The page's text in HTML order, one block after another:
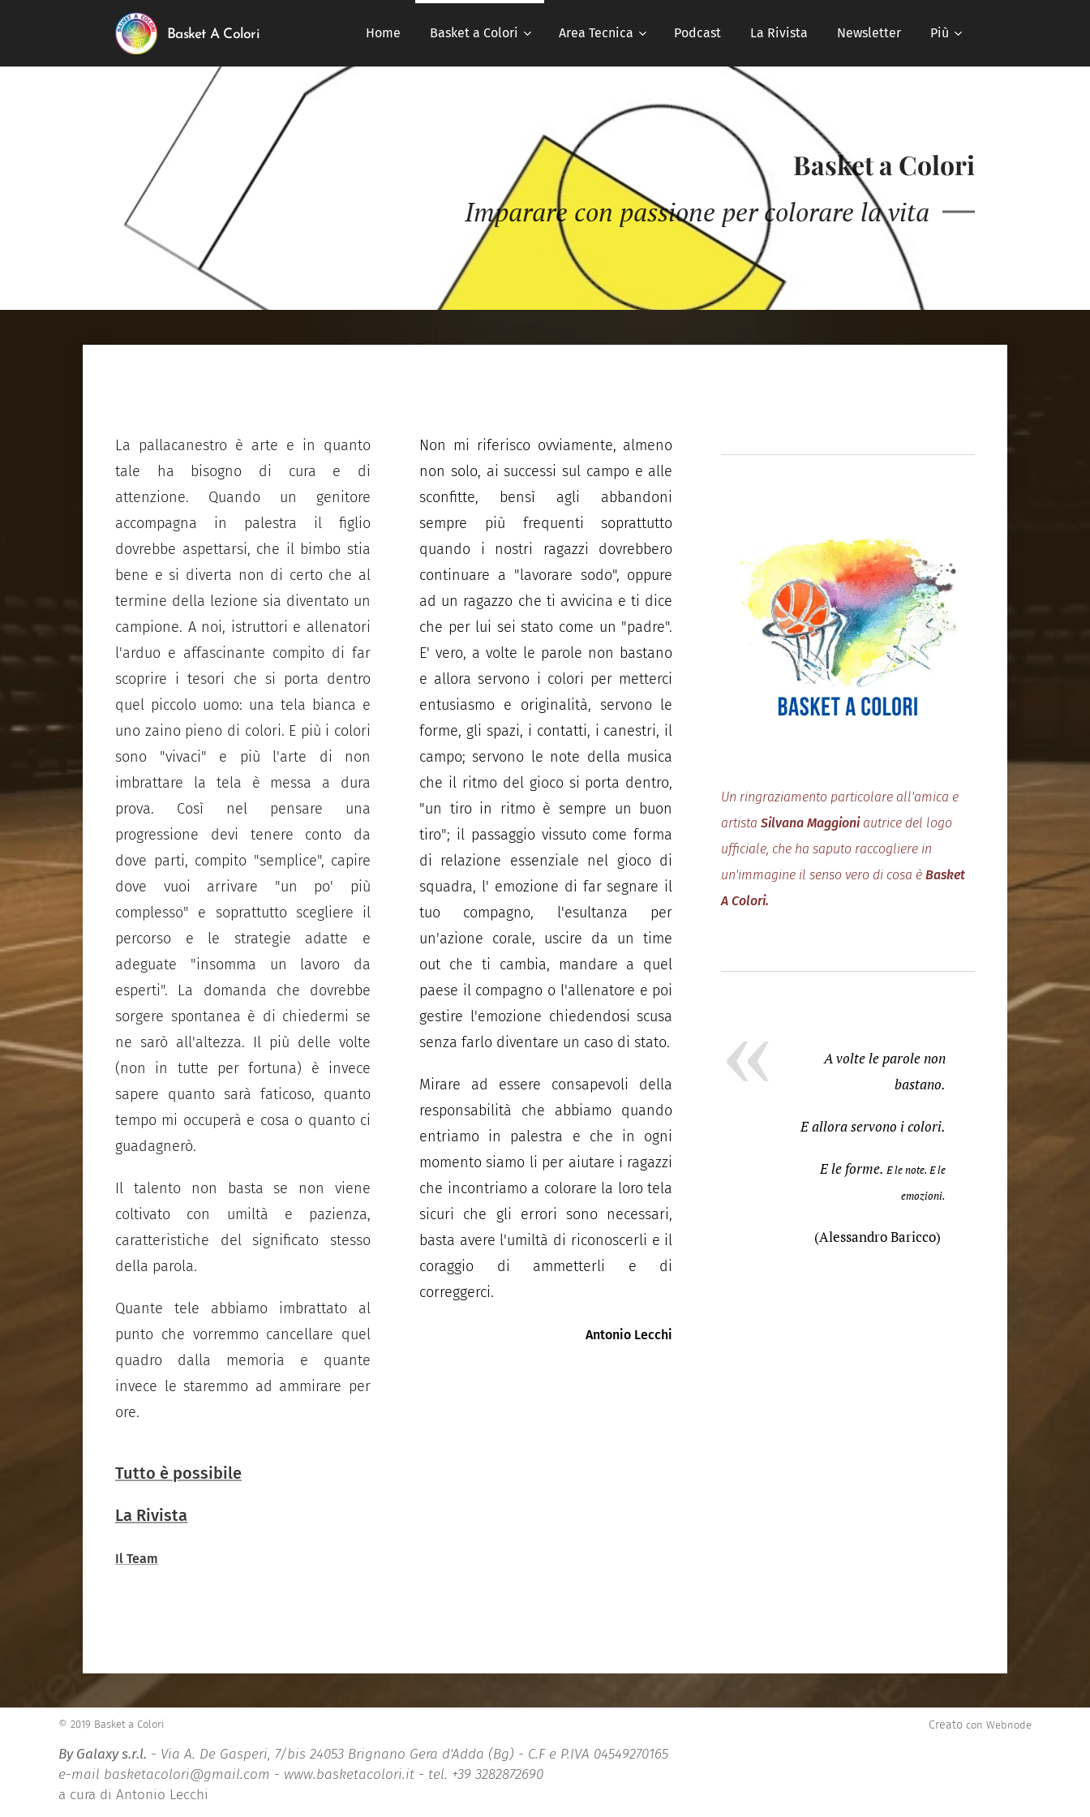
Basket A Colori Home Basket a Colori Area Tecnica Podcast La Rivista Newsletter Più
Basket a Colori
Imparare con passione per colorare la vita
La pallacanestro è arte e in quanto
tale ha bisogno di cura e di
attenzione. Quando un genitore
accompagna in palestra il figlio
dovrebbe aspettarsi, che il bimbo stia
bene e si diverta non di certo che al
termine della lezione sia diventato un
campione. A noi, istruttori e allenatori
l'arduo e affascinante compito di far
scoprire i tesori che si porta dentro
quel piccolo uomo: una tela bianca e
uno zaino pieno di colori. E più i colori
sono "vivaci" e più l'arte di non
imbrattare la tela è messa a dura
prova. Così nel pensare una
progressione devi tenere conto da
dove parti, compito "semplice", capire
dove vuoi arrivare "un po' più
complesso" e soprattutto scegliere il
percorso e le strategie adatte e
adeguate "insomma un lavoro da
esperti". La domanda che dovrebbe
sorgere spontanea è di chiedermi se
ne sarò all'altezza. Il più delle volte
(non in tutte per fortuna) è invece
sapere quanto sarà faticoso, quanto
tempo mi occuperà e cosa o quanto ci
guadagnerò.
Il talento non basta se non viene
coltivato con umiltà e pazienza,
caratteristiche del significato stesso
della parola.
Quante tele abbiamo imbrattato al
punto che vorremmo cancellare quel
quadro dalla memoria e quante
invece le staremmo ad ammirare per
ore.
Tutto è possibile
La Rivista
Il Team
Non mi riferisco ovviamente, almeno
non solo, ai successi sul campo e alle
sconfitte, bensì agli abbandoni
sempre più frequenti soprattutto
quando i nostri ragazzi dovrebbero
continuare a "lavorare sodo", oppure
ad un ragazzo che ti avvicina e ti dice
che per lui sei stato come un "padre".
E' vero, a volte le parole non bastano
e allora servono i colori per metterci
entusiasmo e originalità, servono le
forme, gli spazi, i contatti, i canestri, il
campo; servono le note della musica
che il ritmo del gioco si porta dentro,
"un tiro in ritmo è sempre un buon
tiro"; il passaggio vissuto come forma
di relazione essenziale nel gioco di
squadra, l' emozione di far segnare il
tuo compagno, l'esultanza per
un'azione corale, uscire da un time
out che ti cambia, mandare a quel
paese il compagno o l'allenatore e poi
gestire l'emozione chiedendosi scusa
senza farlo diventare un caso di stato.
Mirare ad essere consapevoli della
responsabilità che abbiamo quando
entriamo in palestra e che in ogni
momento siamo li per aiutare i ragazzi
che incontriamo a colorare la loro tela
sicuri che gli errori sono necessari,
basta avere l'umiltà di riconoscerli e il
coraggio di ammetterli e di
correggerci.
Antonio Lecchi
Un ringraziamento particolare all'amica e
artistaSilvana Maggioni autrice del logo
ufficiale, che ha saputo raccogliere in
un'immagine il senso vero di cosa èBasket
A Colori.
A volte le parole non
bastano.
E allora servono i colori.
E le forme. E le note. E le
emozioni.
(Alessandro Baricco)
© 2019 Basket a Colori
By Galaxy s.r.l. - Via A. De Gasperi, 7/bis 24053 Brignano Gera d'Adda (Bg) - C.F e P.IVA 04549270165
e-mail basketacolori@gmail.com - www.basketacolori.it - tel. +39 3282872690
a cura di Antonio Lecchi
Creato con Webnode